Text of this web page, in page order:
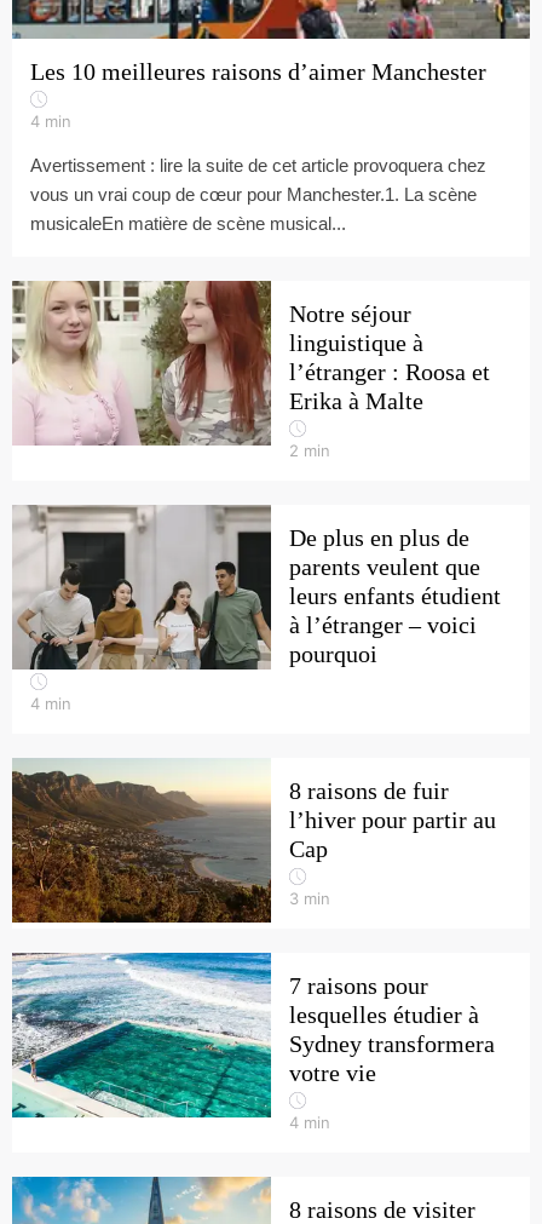
Les 10 meilleures raisons d’aimer Manchester
4 min
Avertissement : lire la suite de cet article provoquera chez
vous un vrai coup de cœur pour Manchester.1. La scène
musicaleEn matière de scène musical...
Notre séjour
linguistique à
l’étranger : Roosa et
Erika à Malte
2 min
De plus en plus de
parents veulent que
leurs enfants étudient
à l’étranger – voici
pourquoi
4 min
8 raisons de fuir
l’hiver pour partir au
Cap
3 min
7 raisons pour
lesquelles étudier à
Sydney transformera
votre vie
4 min
8 raisons de visiter